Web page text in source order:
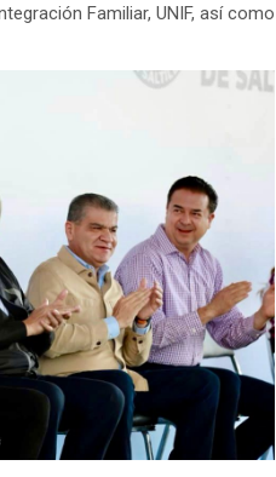
Familiar, UNIF, así como